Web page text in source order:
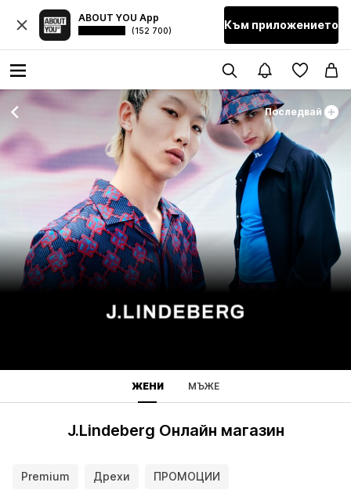
ABOUT YOU App
(152 700) Към приложението
Последвай
ЖЕНИ МЪЖЕ
J.Lindeberg Онлайн магазин
Premium Дрехи ПРОМОЦИИ